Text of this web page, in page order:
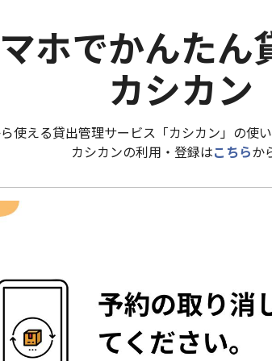
ホでかんたん
カシカン
使える貸出管理サービス「カシカン」の使い
カシカンの利用・登録はこちらか